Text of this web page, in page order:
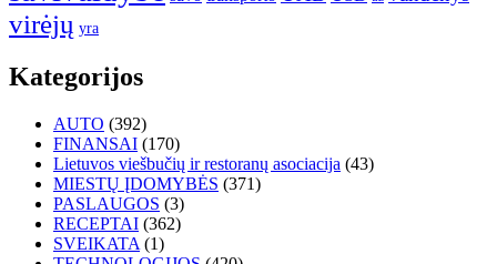
virėjų yra
Kategorijos
AUTO (392)
FINANSAI (170)
Lietuvos viešbučių ir restoranų asociacija (43)
MIESTŲ ĮDOMYBĖS (371)
PASLAUGOS (3)
RECEPTAI (362)
SVEIKATA (1)